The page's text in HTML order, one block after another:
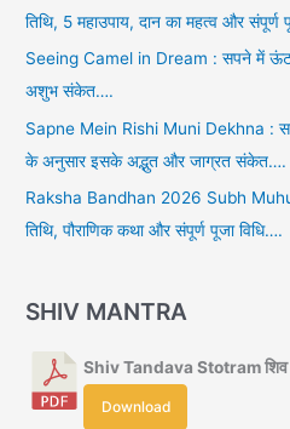
तिथि, 5 महाउपाय, दान का महत्व और संपूर्ण
Seeing Camel in Dream : सपने में
अशुभ संकेत….
Sapne Mein Rishi Muni Dekhna :
के अनुसार इसके अद्भुत और जाग्रत संकेत….
Raksha Bandhan 2026 Subh
तिथि, पौराणिक कथा और संपूर्ण पूजा विधि….
SHIV MANTRA
Shiv Tandava Stotram शिव
Download